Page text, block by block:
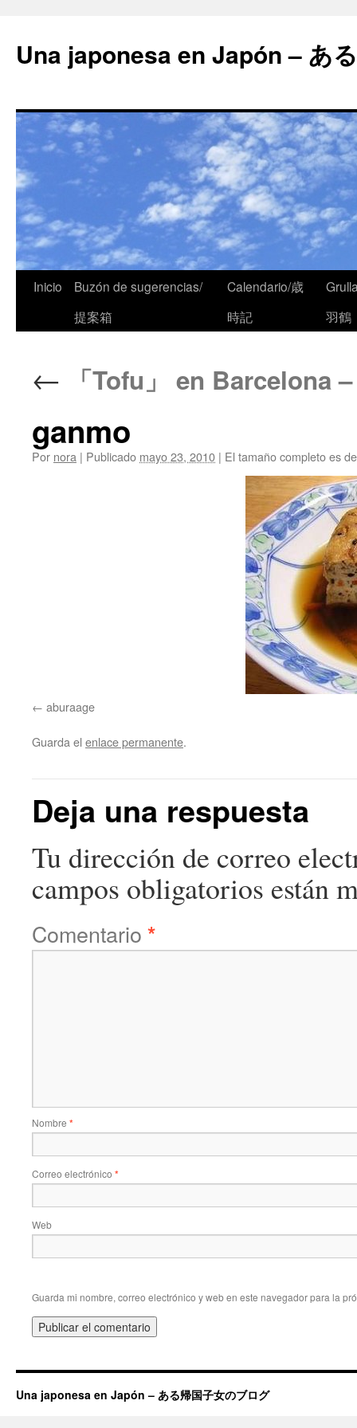
Una japonesa en Japón – あ
Inicio
Buzón de sugerencias/
提案箱
Calendario/歳
時記
羽鶴
← 「Tofu」 en Barcelona
ganmo
Por nora | Publicado mayo 23, 2010 | El tamaño completo es
aburaage
Guarda el enlace permanente.
Deja una respuesta
Tu dirección de correo
campos obligatorios están
Comentario *
Nombre *
Correo electrónico *
Web
Guarda mi nombre, correo electrónico y web en este navegador para la
Una japonesa en Japón – ある帰国子女のブログ